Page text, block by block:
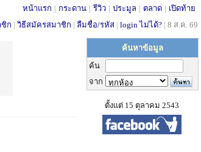
หน้าแรก | กระดาน | รีวิว | ประมูล | ตลาด | เปิดท้าย
ก | วิธีสมัครสมาชิก | ลืมชื่อ/รหัส | login ไม่ได้? | 8 ส.ค. 69
ค้นหาข้อมูล
ค้น
จาก
ตั้งแต่ 15 ตุลาคม 2543